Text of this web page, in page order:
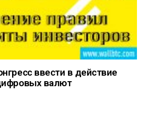
ввести в действие
валют